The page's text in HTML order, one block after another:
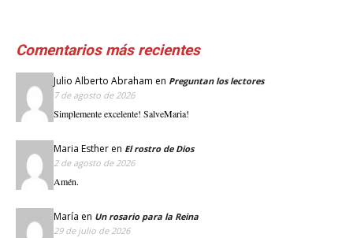
Comentarios más recientes
Julio Alberto Abraham en Preguntan los lectores
7 de agosto de 2026
Simplemente excelente! SalveMaria!
Maria Esther en El rostro de Dios
2 de agosto de 2026
Amén.
María en Un rosario para la Reina
29 de julio de 2026